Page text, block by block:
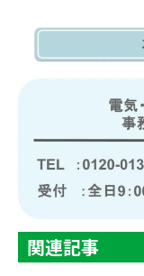
関連記事